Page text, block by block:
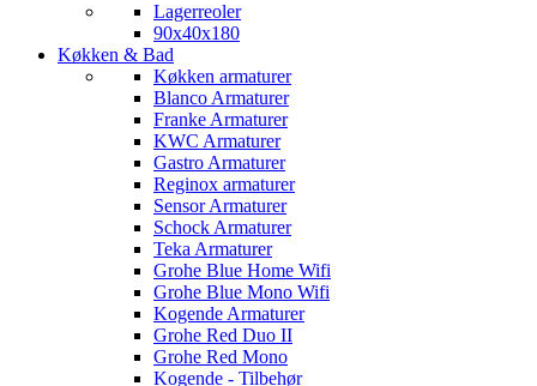
Lagerreoler
90x40x180
Køkken & Bad
Køkken armaturer
Blanco Armaturer
Franke Armaturer
KWC Armaturer
Gastro Armaturer
Reginox armaturer
Sensor Armaturer
Schock Armaturer
Teka Armaturer
Grohe Blue Home Wifi
Grohe Blue Mono Wifi
Kogende Armaturer
Grohe Red Duo II
Grohe Red Mono
Kogende - Tilbehør